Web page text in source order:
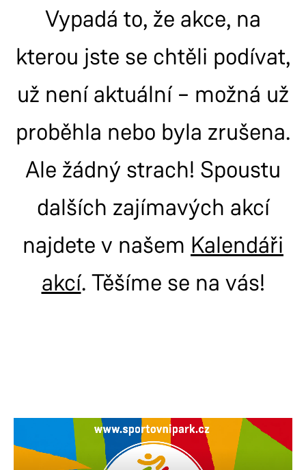
Vypadá to, že akce, na
kterou jste se chtěli podívat,
už není aktuální – možná už
proběhla nebo byla zrušena.
Ale žádný strach! Spoustu
dalších zajímavých akcí
najdete v našem Kalendáři
akcí. Těšíme se na vás!